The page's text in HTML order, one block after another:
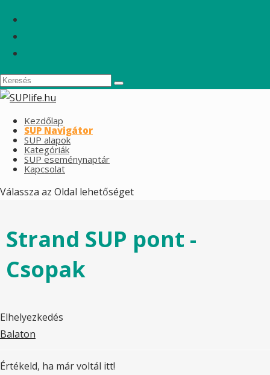
Kezdőlap
SUP Navigátor
SUP alapok
Kategóriák
SUP eseménynaptár
Kapcsolat
Válassza az Oldal lehetőséget
Strand SUP pont -
Csopak
Elhelyezkedés
Balaton
Értékeld, ha már voltál itt!